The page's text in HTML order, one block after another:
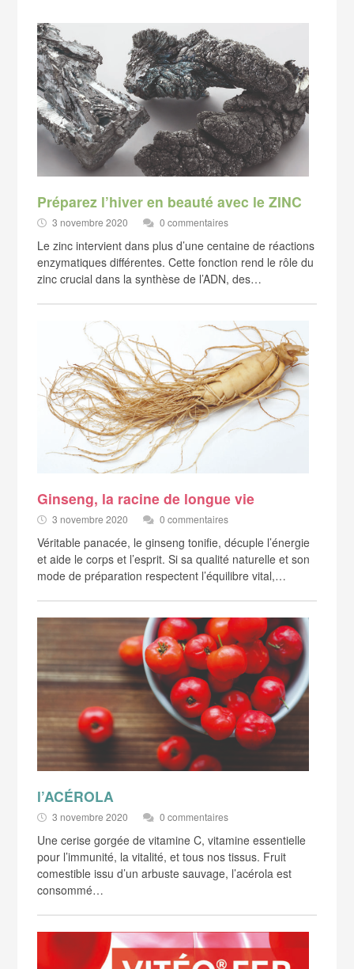
Préparez l’hiver en beauté avec le ZINC
3 novembre 2020 0 commentaires
Le zinc intervient dans plus d’une centaine de réactions
enzymatiques différentes. Cette fonction rend le rôle du
zinc crucial dans la synthèse de l’ADN, des…
Ginseng, la racine de longue vie
3 novembre 2020 0 commentaires
Véritable panacée, le ginseng tonifie, décuple l’énergie
et aide le corps et l’esprit. Si sa qualité naturelle et son
mode de préparation respectent l’équilibre vital,…
l’ACÉROLA
3 novembre 2020 0 commentaires
Une cerise gorgée de vitamine C, vitamine essentielle
pour l’immunité, la vitalité, et tous nos tissus. Fruit
comestible issu d’un arbuste sauvage, l’acérola est
consommé…